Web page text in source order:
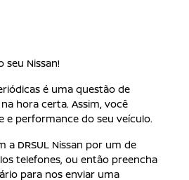
seu Nissan!
é uma questão de
hora certa. Assim, você
e performance do seu veículo.
DRSUL Nissan por um de
telefones, ou então preencha
para nos enviar uma